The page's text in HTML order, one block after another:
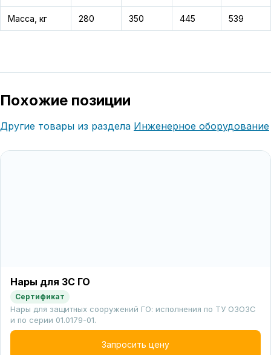
Масса, кг 280 350 445 539
Похожие позиции
Другие товары из раздела Инженерное оборудование
Нары для ЗС ГО
Сертификат
Нары для защитных сооружений ГО: исполнения по ТУ ОЗОЗС
и по серии 01.0179-01.
Запросить цену